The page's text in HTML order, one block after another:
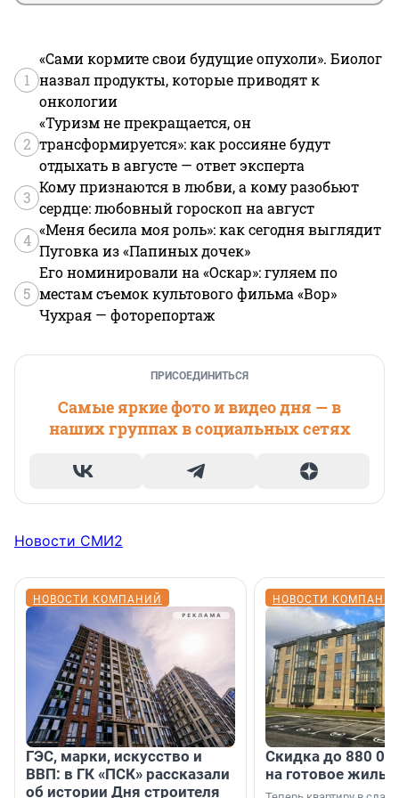
1
«Сами кормите свои будущие опухоли». Биолог
назвал продукты, которые приводят к
онкологии
2
«Туризм не прекращается, он
трансформируется»: как россияне будут
отдыхать в августе — ответ эксперта
3
Кому признаются в любви, а кому разобьют
сердце: любовный гороскоп на август
4
«Меня бесила моя роль»: как сегодня выглядит
Пуговка из «Папиных дочек»
5
Его номинировали на «Оскар»: гуляем по
местам съемок культового фильма «Вор»
Чухрая — фоторепортаж
ПРИСОЕДИНИТЬСЯ
Самые яркие фото и видео дня — в
наших группах в социальных сетях
Новости СМИ2
НОВОСТИ КОМПАНИЙ
ГЭС, марки, искусство и
ВВП: в ГК «ПСК» рассказали
об истории Дня строителя
НОВОСТИ
Скидка до 880
на готовое